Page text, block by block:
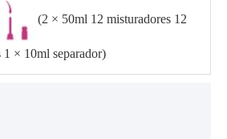
(2 × 50ml 12 misturadores 12
1 × 10ml separador)